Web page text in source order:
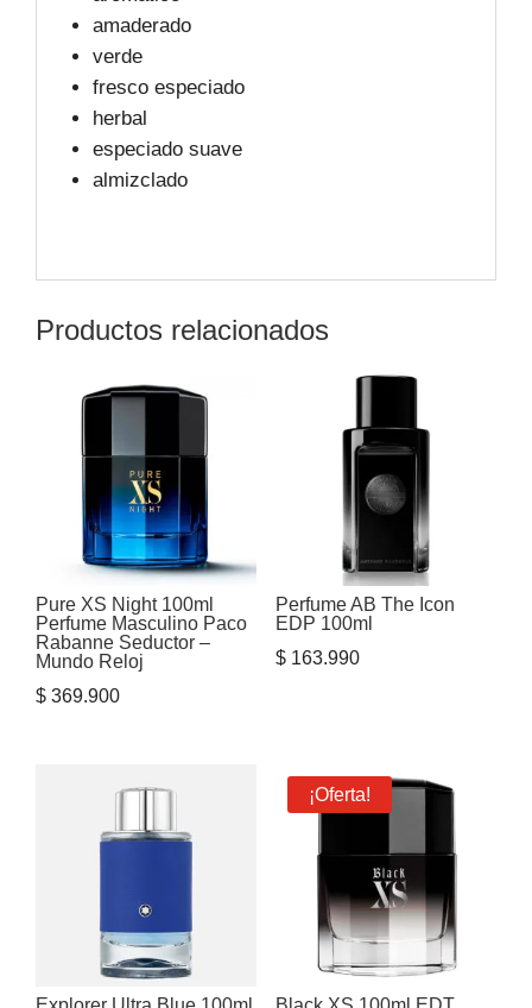
amaderado
verde
fresco especiado
herbal
especiado suave
almizclado
Productos relacionados
Pure XS Night 100ml
Perfume Masculino Paco
Rabanne Seductor –
Mundo Reloj
$ 369.900
Perfume AB The Icon
EDP 100ml
$163.990
¡Oferta!